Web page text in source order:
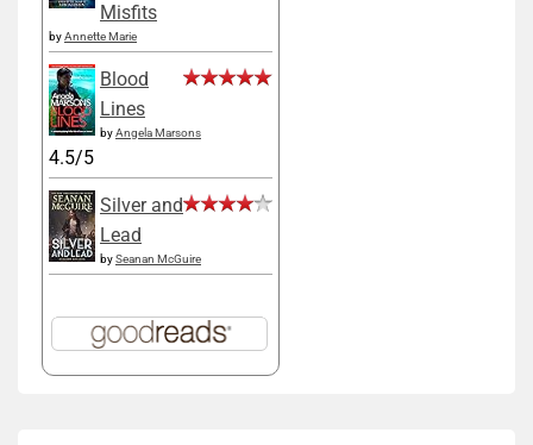
Misfits
byAnnette Marie
Blood
Lines
byAngela Marsons
4.5/5
Silver and
Lead
bySeanan McGuire